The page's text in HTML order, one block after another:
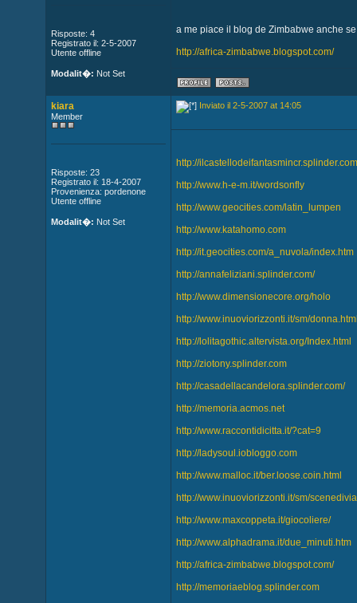
Risposte: 4
Registrato il: 2-5-2007
Utente offline
Modalit�: Not Set
a me piace il blog de Zimbabwe anche
http://africa-zimbabwe.blogspot.com/
kiara
Member
Risposte: 23
Registrato il: 18-4-2007
Provenienza: pordenone
Utente offline
Modalit�: Not Set
Inviato il 2-5-2007 at 14:05
http://ilcastellodeifantasmincr.splinder.com
http://www.h-e-m.it/wordsonfly
http://www.geocities.com/latin_lumpen
http://www.katahomo.com
http://it.geocities.com/a_nuvola/index.htm
http://annafeliziani.splinder.com/
http://www.dimensionecore.org/holo
http://www.inuoviorizzonti.it/sm/
http://lolitagothic.altervista.org/Index.html
http://ziotony.splinder.com
http://casadellacandelora.splinder.com/
http://memoria.acmos.net
http://www.raccontidicitta.it/?cat=9
http://ladysoul.iobloggo.com
http://www.malloc.it/ber.loose.coin.html
http://www.inuoviorizzonti.it/sm/
http://www.maxcoppeta.it/giocoliere/
http://www.alphadrama.it/due_minuti.htm
http://africa-zimbabwe.blogspot.com/
http://memoriaeblog.splinder.com